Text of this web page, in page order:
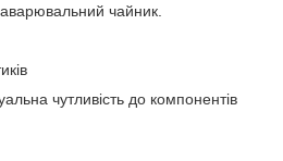
чайник.
чутливість до компонентів